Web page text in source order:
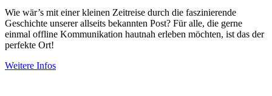
Wie wär’s mit einer kleinen Zeitreise durch die faszinierende
Geschichte unserer allseits bekannten Post? Für alle, die gerne
einmal offline Kommunikation hautnah erleben möchten, ist das der
perfekte Ort!
Weitere Infos